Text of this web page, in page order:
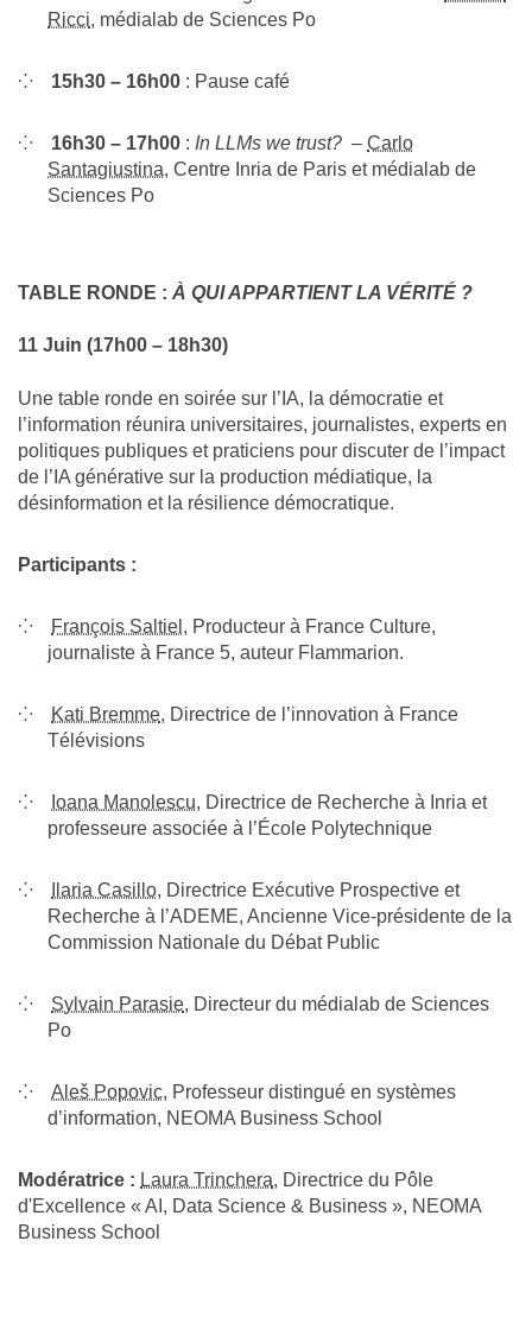
Ricci, médialab de Sciences Po
15h30 – 16h00 : Pause café
16h30 – 17h00 : In LLMs we trust? – Carlo
Santagiustina, Centre Inria de Paris et médialab de
Sciences Po
TABLE RONDE : À QUI APPARTIENT LA VÉRITÉ ?
11 Juin (17h00 – 18h30)
Une table ronde en soirée sur l’IA, la démocratie et
l’information réunira universitaires, journalistes, experts en
politiques publiques et praticiens pour discuter de l’impact
de l’IA générative sur la production médiatique, la
désinformation et la résilience démocratique.
Participants :
François Saltiel , Producteur à France Culture,
journaliste à France 5, auteur Flammarion.
Kati Bremme, Directrice de l’innovation à France
Télévisions
Ioana Manolescu, Directrice de Recherche à Inria et
professeure associée à l’École Polytechnique
Ilaria Casillo, Directrice Exécutive Prospective et
Recherche à l’ADEME, Ancienne Vice-présidente de la
Commission Nationale du Débat Public
Sylvain Parasie, Directeur du médialab de Sciences
Po
Aleš Popovic, Professeur distingué en systèmes
d’information, NEOMA Business School
Modératrice : Laura Trinchera, Directrice du Pôle
d'Excellence « AI, Data Science & Business », NEOMA
Business School